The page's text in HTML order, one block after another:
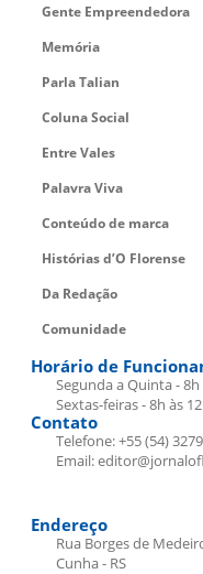
Gente Empreendedora
Memória
Parla Talian
Coluna Social
Entre Vales
Palavra Viva
Conteúdo de marca
Histórias d’O Florense
Da Redação
Comunidade
Horário de
Segunda a Quinta - 8h
Sextas-feiras - 8h às
Contato
Telefone: +55 (54)
Email:
Endereço
Rua Borges de
Cunha - RS